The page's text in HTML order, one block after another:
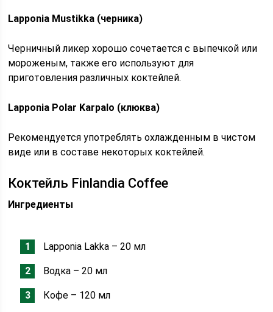
Lapponia Mustikka (черника)
Черничный ликер хорошо сочетается с выпечкой или
мороженым, также его используют для
приготовления различных коктейлей.
Lapponia Polar Karpalo (клюква)
Рекомендуется употреблять охлажденным в чистом
виде или в составе некоторых коктейлей.
Коктейль Finlandia Coffee
Ингредиенты
Lapponia Lakka – 20 мл
Водка – 20 мл
Кофе – 120 мл